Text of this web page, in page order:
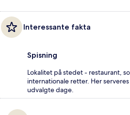
Interessante fakta
Spisning
Lokalitet på stedet - restaurant,
internationale retter. Her
udvalgte dage.